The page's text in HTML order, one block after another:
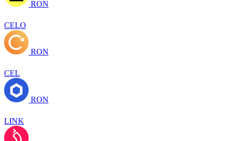
RON
CELO
RON
CEL
RON
LINK